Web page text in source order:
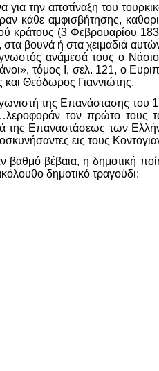
την αποτίναξη του
κάθε αμφισβήτησης,
κράτους (3 Φεβρουαρίου
στα βουνά ή στα χειμαδιά
ανάμεσά τους ο
τόμος Ι, σελ. 121, ο
Θεόδωρος Γιαννιώτης.
της Επανάστασης
τον πρώτο
της Επαναστάσεως των
εις τους
βέβαια, η δημοτική
δημοτικό τραγούδι: